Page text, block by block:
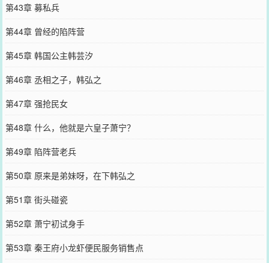
第43章 募私兵
第44章 曾经的陷阵营
第45章 韩国公主韩芸汐
第46章 丞相之子，韩弘之
第47章 强抢民女
第48章 什么，他就是六皇子萧宁？
第49章 陷阵营老兵
第50章 原来是弟妹呀，在下韩弘之
第51章 街头碰瓷
第52章 萧宁初试身手
第53章 秦王府小龙虾便民服务销售点